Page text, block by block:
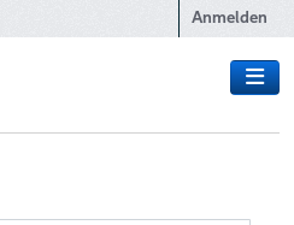
Anmelden